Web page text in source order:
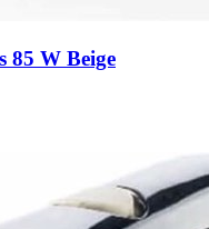
85 W Beige